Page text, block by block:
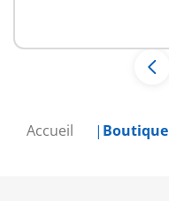
Accueil Boutique